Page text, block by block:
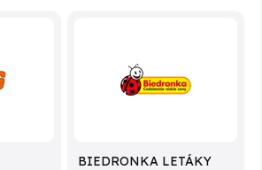
BIEDRONKA LETÁKY